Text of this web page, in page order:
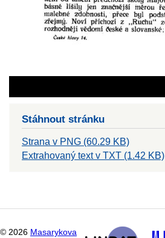
Stáhnout stránku
Strana v PNG (60.29 KB)
Extrahovaný text v TXT (1.42 KB)
© 2026 Masarykova